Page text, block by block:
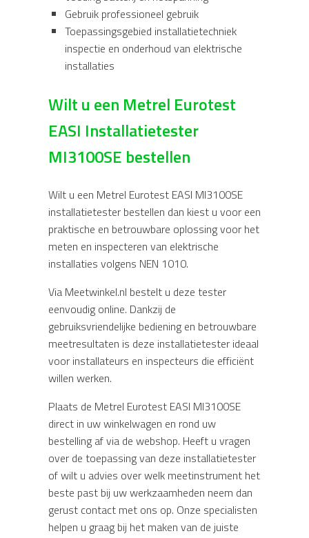
Gebruik professioneel gebruik
Toepassingsgebied installatietechniek
inspectie en onderhoud van elektrische
installaties
Wilt u een Metrel Eurotest
EASI Installatietester
MI3100SE bestellen
Wilt u een Metrel Eurotest EASI MI3100SE
installatietester bestellen dan kiest u voor een
praktische en betrouwbare oplossing voor het
meten en inspecteren van elektrische
installaties volgens NEN 1010.
Via Meetwinkel.nl bestelt u deze tester
eenvoudig online. Dankzij de
gebruiksvriendelijke bediening en betrouwbare
meetresultaten is deze installatietester ideaal
voor installateurs en inspecteurs die efficiënt
willen werken.
Plaats de Metrel Eurotest EASI MI3100SE
direct in uw winkelwagen en rond uw
bestelling af via de webshop. Heeft u vragen
over de toepassing van deze installatietester
of wilt u advies over welk meetinstrument het
beste past bij uw werkzaamheden neem dan
gerust contact met ons op. Onze specialisten
helpen u graag bij het maken van de juiste